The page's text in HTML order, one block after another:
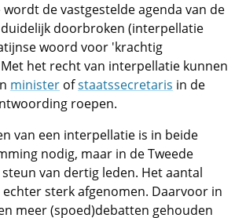
de vastgestelde agenda van de
doorbroken (interpellatie
woord voor 'krachtig
het recht van interpellatie kunnen
minister ofstaatssecretaris in de
roepen.
van een interpellatie is in beide
nodig, maar in de Tweede
van dertig leden. Het aantal
sterk afgenomen. Daarvoor in
meer (spoed)debatten gehouden